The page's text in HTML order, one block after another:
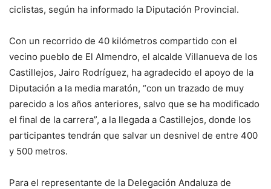
ciclistas, según ha informado la Diputación Provincial.
Con un recorrido de 40 kilómetros compartido con el
vecino pueblo de El Almendro, el alcalde Villanueva de los
Castillejos, Jairo Rodríguez, ha agradecido el apoyo de la
Diputación a la media maratón, “con un trazado de muy
parecido a los años anteriores, salvo que se ha modificado
el final de la carrera”, a la llegada a Castillejos, donde los
participantes tendrán que salvar un desnivel de entre 400
y 500 metros.
Para el representante de la Delegación Andaluza de